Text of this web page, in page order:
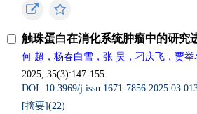
触珠蛋白在消化系统肿瘤中的研究
何 超，杨春白雪，张 昊，刁庆飞，贾
2025, 35(3):147-155.
DOI: 10.3969/j.issn.1671-
[摘要](22)